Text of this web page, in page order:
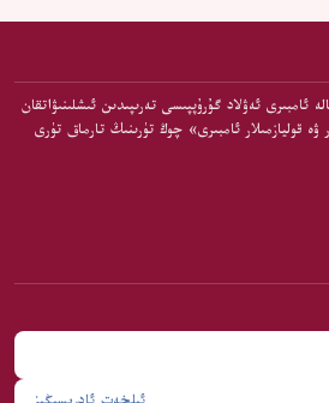
ئامبىرى ئەۋلاد گۇرۇپپىسى تەرىپىدىن ئىشلىنىۋاتقان
قوليازمىلار ئامبىرى» چوڭ تۈرىنىڭ تارماق تۈرى